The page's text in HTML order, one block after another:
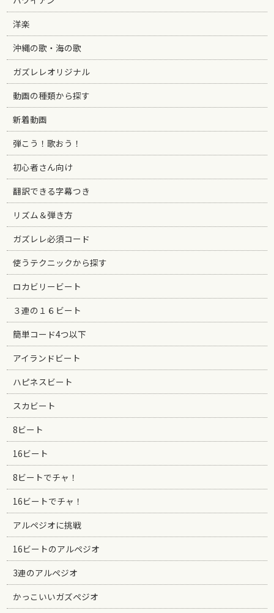
洋楽
沖縄の歌・海の歌
ガズレレオリジナル
動画の種類から探す
新着動画
弾こう！歌おう！
初心者さん向け
翻訳できる字幕つき
リズム＆弾き方
ガズレレ必須コード
使うテクニックから探す
ロカビリービート
３連の１６ビート
簡単コード4つ以下
アイランドビート
ハピネスビート
スカビート
8ビート
16ビート
8ビートでチャ！
16ビートでチャ！
アルペジオに挑戦
16ビートのアルペジオ
3連のアルペジオ
かっこいいガズペジオ